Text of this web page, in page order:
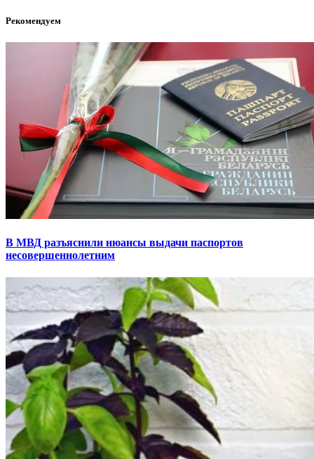
Рекомендуем
В МВД разъяснили нюансы выдачи паспортов
несовершеннолетним